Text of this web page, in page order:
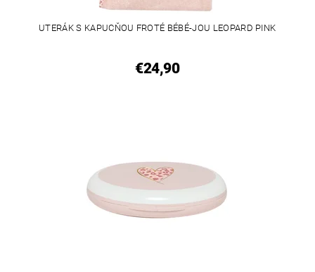
UTERÁK S KAPUCŇOU FROTÉ BÉBÉ-JOU LEOPARD PINK
€24,90